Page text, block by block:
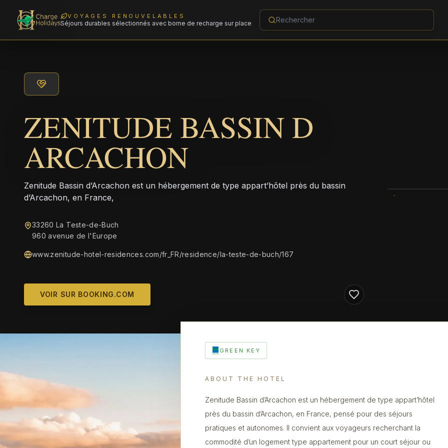
VOYAGES RENOUVELABLES
Séjours durables sélectionnés avec borne de recharge sur place
ZENITUDE BASSIN D
ARCACHON
Zenitude Bassin d’Arcachon est un hébergement de type appart’hôtel près du bassin
d’Arcachon, en France,
33260 La Teste-de-Buch
960 avenue de l'Europe
www.zenitude-hotel-residences.com/fr_FR/residence/la-teste-de-buch/167
VOIR SUR BOOKING.COM
GREEN KEY
ABOUT THE HOTEL
Zenitude Bassin d’Arcachon est un hébergement de type appart’hôtel
près du bassin d’Arcachon, en France, pensé pour des séjours
pratiques et autonomes. Il convient aux voyageurs recherchant la
commodité d’un logement type appartement pour un court séjour ou